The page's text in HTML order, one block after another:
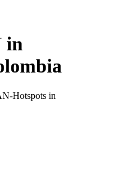
in
Hotspots in